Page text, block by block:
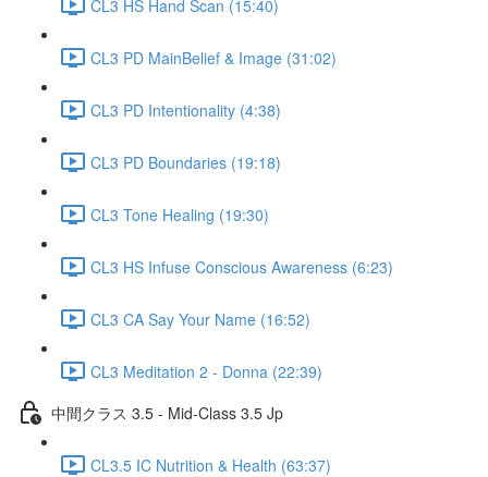
CL3 HS Hand Scan (15:40)
CL3 PD MainBelief & Image (31:02)
CL3 PD Intentionality (4:38)
CL3 PD Boundaries (19:18)
CL3 Tone Healing (19:30)
CL3 HS Infuse Conscious Awareness (6:23)
CL3 CA Say Your Name (16:52)
CL3 Meditation 2 - Donna (22:39)
中間クラス 3.5 - Mid-Class 3.5 Jp
CL3.5 IC Nutrition & Health (63:37)